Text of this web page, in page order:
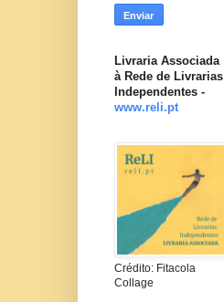
Livraria Associada
à Rede de Livrarias
Independentes -
www.reli.pt
Crédito: Fitacola
Collage